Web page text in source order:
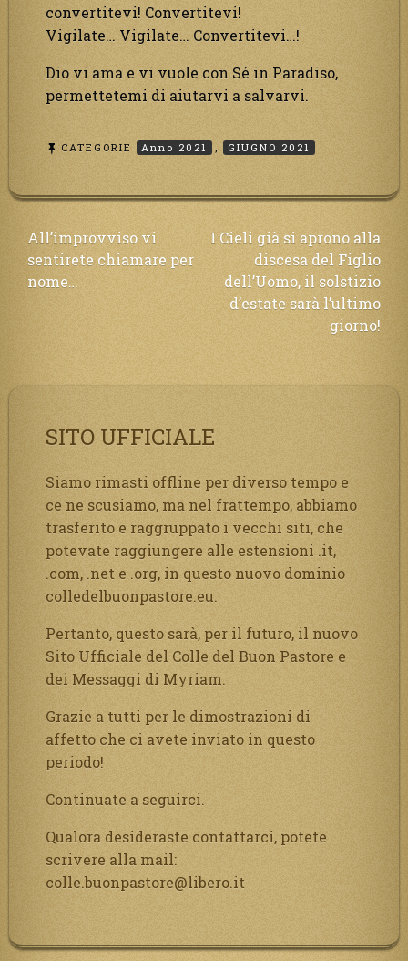
convertitevi! Convertitevi!
Vigilate… Vigilate… Convertitevi…!
Dio vi ama e vi vuole con Sé in Paradiso,
permettetemi di aiutarvi a salvarvi.
CATEGORIE Anno 2021 , GIUGNO 2021
Navigazione
articoli
All’improvviso vi
sentirete chiamare per
nome…
I Cieli già si aprono alla
discesa del Figlio
dell’Uomo, il solstizio
d’estate sarà l’ultimo
giorno!
SITO UFFICIALE
Siamo rimasti offline per diverso tempo e
ce ne scusiamo, ma nel frattempo, abbiamo
trasferito e raggruppato i vecchi siti, che
potevate raggiungere alle estensioni .it,
.com, .net e .org, in questo nuovo dominio
colledelbuonpastore.eu.
Pertanto, questo sarà, per il futuro, il nuovo
Sito Ufficiale del Colle del Buon Pastore e
dei Messaggi di Myriam.
Grazie a tutti per le dimostrazioni di
affetto che ci avete inviato in questo
periodo!
Continuate a seguirci.
Qualora desideraste contattarci, potete
scrivere alla mail:
colle.buonpastore@libero.it